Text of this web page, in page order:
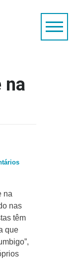
na
na
nas
têm
que